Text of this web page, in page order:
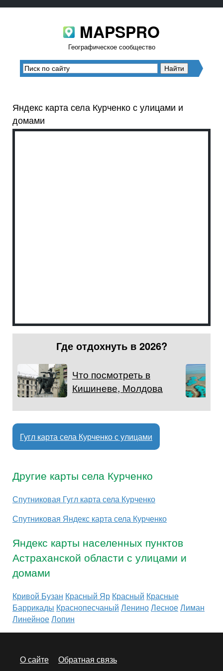
MAPSPRO
Географическое сообщество
Яндекс карта села Курченко с улицами и
домами
Где отдохнуть в 2026?
Что посмотреть в
Кишиневе, Молдова
Гугл карта села Курченко с улицами
Другие карты села Курченко
Спутниковая Гугл карта села Курченко
Спутниковая Яндекс карта села Курченко
Яндекс карты населенных пунктов
Астраханской области с улицами и
домами
Кривой Бузан Красный Яр Красный Красные
Баррикады Краснопесчаный ЛениноЛесноеЛиман
ЛинейноеЛопин
О сайте Обратная связь